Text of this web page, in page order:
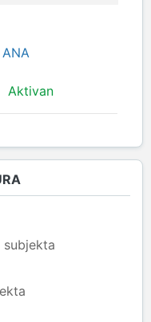
ANA
Aktivan
subjekta